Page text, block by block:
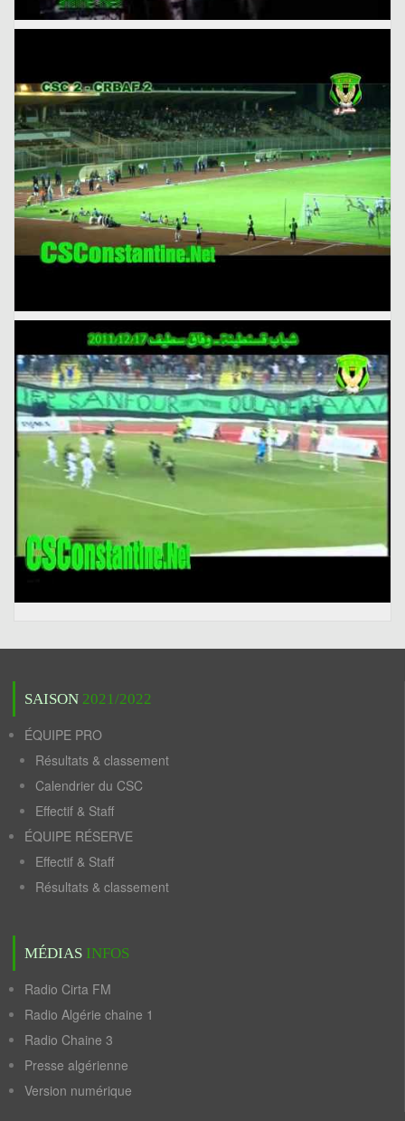
SAISON 2021/2022
ÉQUIPE PRO
Résultats & classement
Calendrier du CSC
Effectif & Staff
ÉQUIPE RÉSERVE
Effectif & Staff
Résultats & classement
MÉDIAS INFOS
Radio Cirta FM
Radio Algérie chaine 1
Radio Chaine 3
Presse algérienne
Version numérique